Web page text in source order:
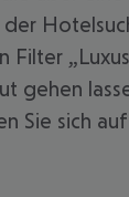
gehen
Sie sich